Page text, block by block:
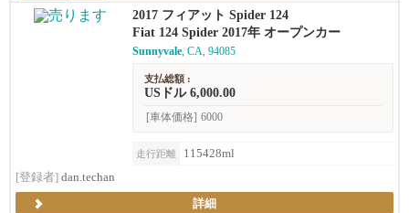
2017 フィアット Spider 124
Fiat 124 Spider 2017年 オープンカー
Sunnyvale, CA, 94085
支払総額 :
USドル 6,000.00
[車体価格] 6000
走行距離
115428ml
[登録者] dan.techan
詳細